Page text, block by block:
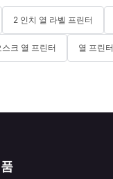
2 인치 열 라벨 프린터
스크 열 프린터 열 프린터